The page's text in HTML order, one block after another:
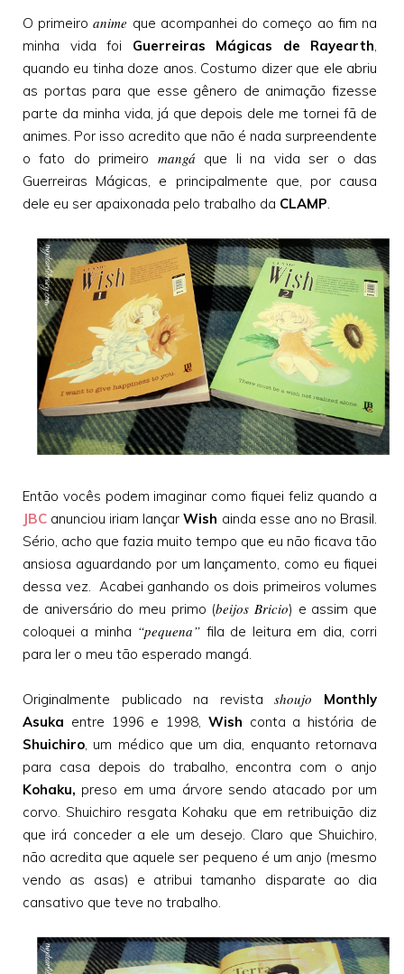
O primeiroanime que acompanhei do começo ao fim na
minha vida foi Guerreiras Mágicas de Rayearth,
quando eu tinha doze anos. Costumo dizer que ele abriu
as portas para que esse gênero de animação fizesse
parte da minha vida, já que depois dele me tornei fã de
animes. Por isso acredito que não é nada surpreendente
o fato do primeiro mangá que li na vida ser o das
Guerreiras Mágicas, e principalmente que, por causa
dele eu ser apaixonada pelo trabalho da CLAMP.
Então vocês podem imaginar como fiquei feliz quando a
JBC anunciou iriam lançarWish ainda esse ano no Brasil.
Sério, acho que fazia muito tempo que eu não ficava tão
ansiosa aguardando por um lançamento, como eu fiquei
dessa vez. Acabei ganhando os dois primeiros volumes
de aniversário do meu primo (beijos Bricio) e assim que
coloquei a minha “pequena” fila de leitura em dia, corri
para ler o meu tão esperado mangá.
Originalmente publicado na revistashoujo
Monthly
Asuka entre 1996 e 1998, Wish conta a história de
Shuichiro, um médico que um dia, enquanto retornava
para casa depois do trabalho, encontra com o anjo
Kohaku, preso em uma árvore sendo atacado por um
corvo. Shuichiro resgata Kohaku que em retribuição diz
que irá conceder a ele um desejo. Claro que Shuichiro,
não acredita que aquele ser pequeno é um anjo (mesmo
vendo as asas) e atribui tamanho disparate ao dia
cansativo que teve no trabalho.